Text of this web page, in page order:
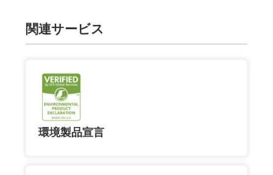
関連サービス
環境製品宣言